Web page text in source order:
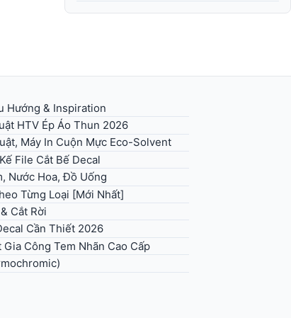
Hướng & Inspiration
HTV Ép Áo Thun 2026
Máy In Cuộn Mực Eco-Solvent
File Cắt Bế Decal
Nước Hoa, Đồ Uống
Từng Loại [Mới Nhất]
Cắt Rời
Cần Thiết 2026
Công Tem Nhãn Cao Cấp